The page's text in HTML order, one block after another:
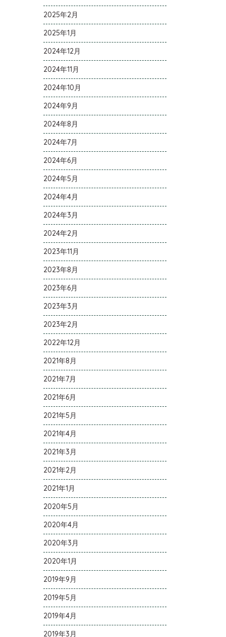
2025年2月
2025年1月
2024年12月
2024年11月
2024年10月
2024年9月
2024年8月
2024年7月
2024年6月
2024年5月
2024年4月
2024年3月
2024年2月
2023年11月
2023年8月
2023年6月
2023年3月
2023年2月
2022年12月
2021年8月
2021年7月
2021年6月
2021年5月
2021年4月
2021年3月
2021年2月
2021年1月
2020年5月
2020年4月
2020年3月
2020年1月
2019年9月
2019年5月
2019年4月
2019年3月